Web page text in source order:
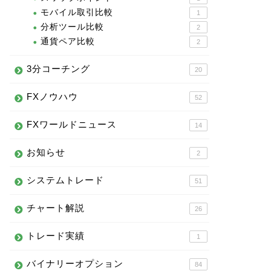
モバイル取引比較 1
分析ツール比較 2
通貨ペア比較 2
3分コーチング 20
FXノウハウ 52
FXワールドニュース 14
お知らせ 2
システムトレード 51
チャート解説 26
トレード実績 1
バイナリーオプション 84